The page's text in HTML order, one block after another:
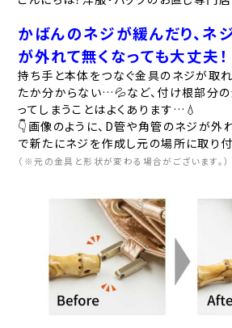
かばんのネジが緩んだり、ネ
が外れて無くなっても大丈夫！
持ち手と本体をつなぐ金具のネジが取
たか分からない…💦など、付け根部分
ってしまうことはよくあります…💧
👇画像のように、D管や角管のネジが外
で新たにネジを作成し元の場所に取り
（※元の金具と形状が変わる場合がございます。）